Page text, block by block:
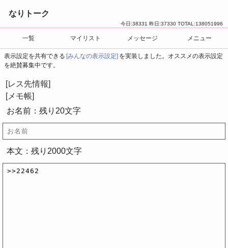
なりトーク
今日:38331 昨日:37330 TOTAL:138051996
一覧 マイリスト メッセージ メニュー
表示設定を共有できる [みんなの表示設定] を実装しました。オススメの表示設定
を絶賛募集中です。
[レス先情報]
[メモ帳]
[本文へ] [コピー] [削除]
お名前：残り 20文字
本文：残り 2000文字